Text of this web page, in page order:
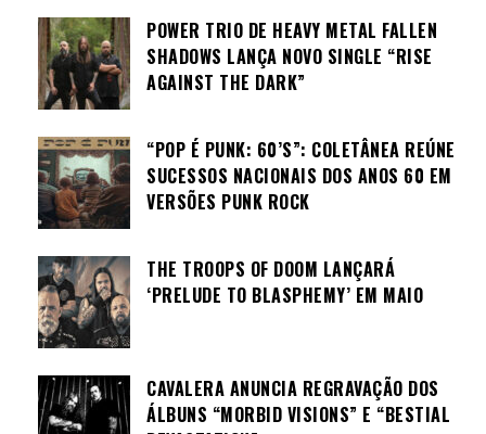
POWER TRIO DE HEAVY METAL FALLEN
SHADOWS LANÇA NOVO SINGLE “RISE
AGAINST THE DARK”
“POP É PUNK: 60’S”: COLETÂNEA REÚNE
SUCESSOS NACIONAIS DOS ANOS 60 EM
VERSÕES PUNK ROCK
THE TROOPS OF DOOM LANÇARÁ
‘PRELUDE TO BLASPHEMY’ EM MAIO
CAVALERA ANUNCIA REGRAVAÇÃO DOS
ÁLBUNS “MORBID VISIONS” E “BESTIAL